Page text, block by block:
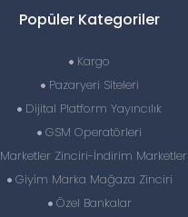
Popüler Kategoriler
Kargo
Pazaryeri Siteleri
Dijital Platform Yayıncılık
GSM Operatörleri
Marketler Zinciri-İndirim Marketler
Giyim Marka Mağaza Zinciri
Özel Bankalar